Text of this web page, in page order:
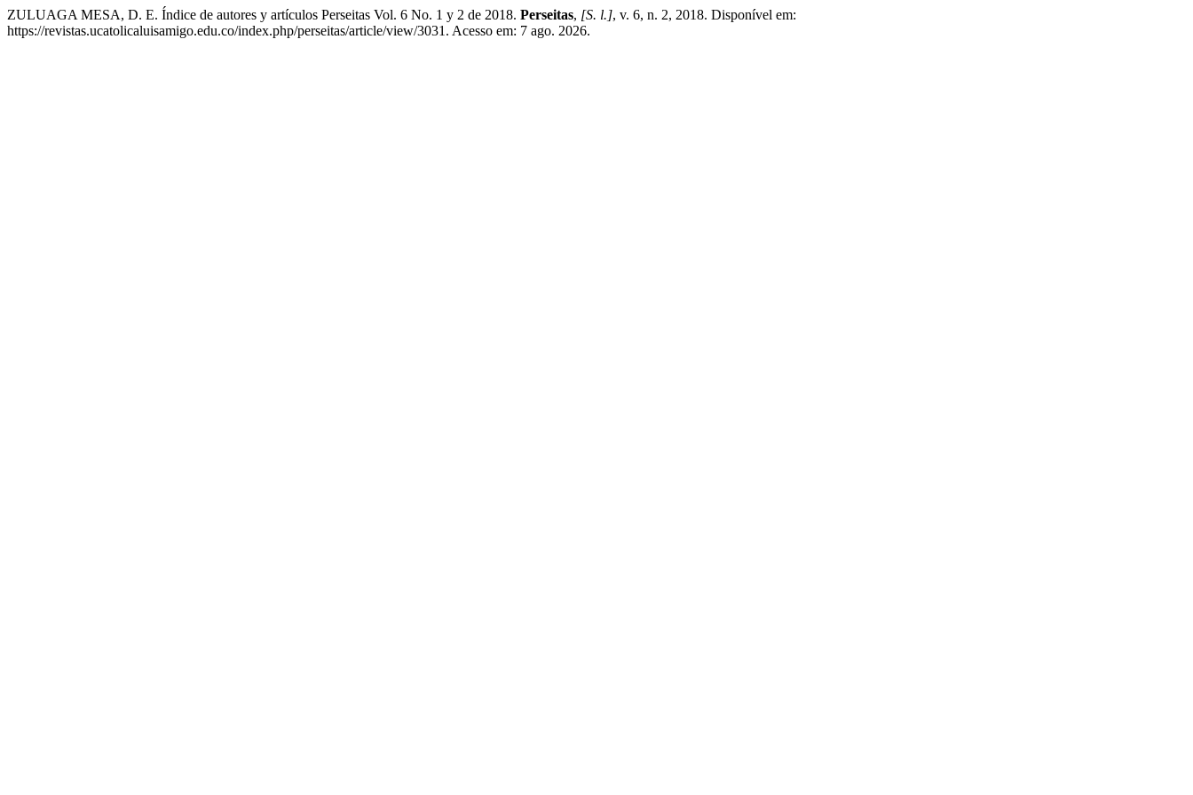
ZULUAGA MESA, D. E. Índice de autores y artículos Perseitas Vol. 6 No. 1 y 2 de 2018. Perseitas, [S. l.], v. 6, n. 2, 2018. Disponível em:
https://revistas.ucatolicaluisamigo.edu.co/index.php/perseitas/article/view/3031. Acesso em: 7 ago. 2026.